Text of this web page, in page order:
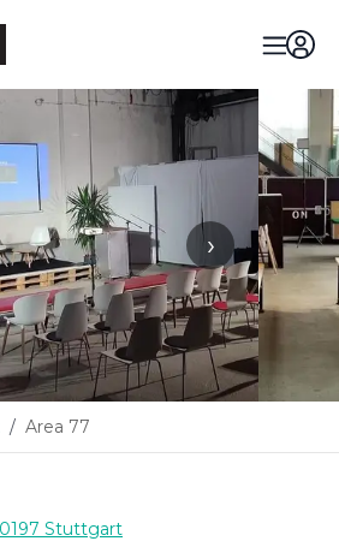
›
Area 77
Stuttgart